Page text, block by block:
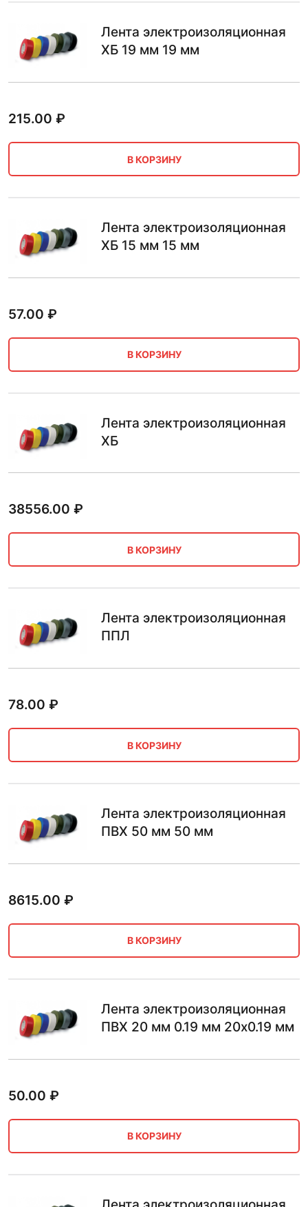
Лента электроизоляционная
ХБ 19 мм 19 мм
215.00 ₽
В КОРЗИНУ
Лента электроизоляционная
ХБ 15 мм 15 мм
57.00 ₽
В КОРЗИНУ
Лента электроизоляционная
ХБ
38556.00 ₽
В КОРЗИНУ
Лента электроизоляционная
ППЛ
78.00 ₽
В КОРЗИНУ
Лента электроизоляционная
ПВХ 50 мм 50 мм
8615.00 ₽
В КОРЗИНУ
Лента электроизоляционная
ПВХ 20 мм 0.19 мм 20х0.19 мм
50.00 ₽
В КОРЗИНУ